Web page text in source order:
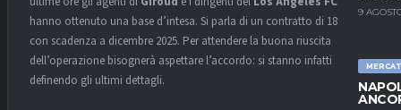
9
hanno ottenuto una base d’intesa. Si parla di un contratto di 18 mesi,
con scadenza a dicembre 2025. Per attendere la buona riuscita
dell’operazione bisognerà aspettare l’accordo: si stanno infatti
definendo gli ultimi dettagli.